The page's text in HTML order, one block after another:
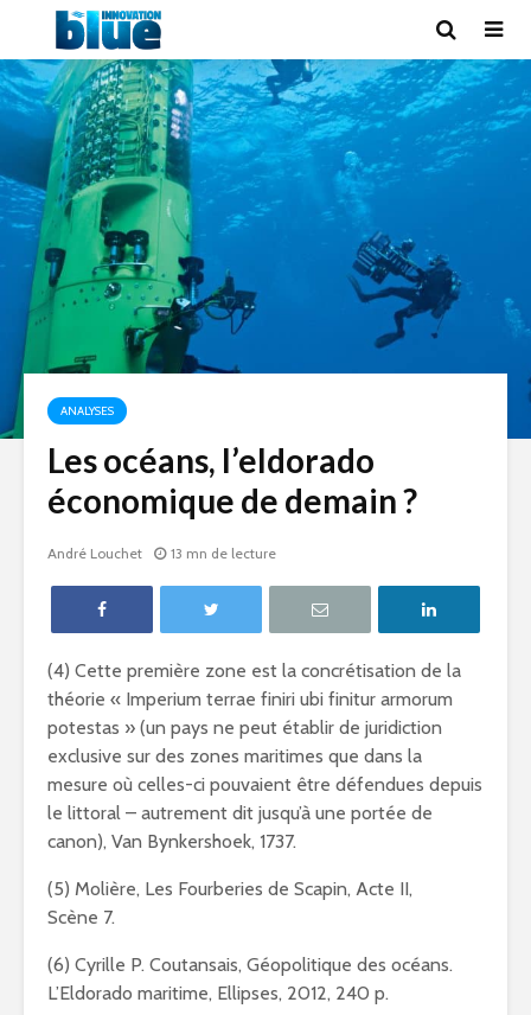
ANALYSES
Les océans, l’eldorado
économique de demain ?
André Louchet 13 mn de lecture
(4) Cette première zone est la concrétisation de la
théorie « Imperium terrae finiri ubi finitur armorum
potestas » (un pays ne peut établir de juridiction
exclusive sur des zones maritimes que dans la
mesure où celles-ci pouvaient être défendues depuis
le littoral – autrement dit jusqu’à une portée de
canon), Van Bynkershoek, 1737.
(5) Molière, Les Fourberies de Scapin, Acte II,
Scène 7.
(6) Cyrille P. Coutansais, Géopolitique des océans.
L’Eldorado maritime, Ellipses, 2012, 240 p.